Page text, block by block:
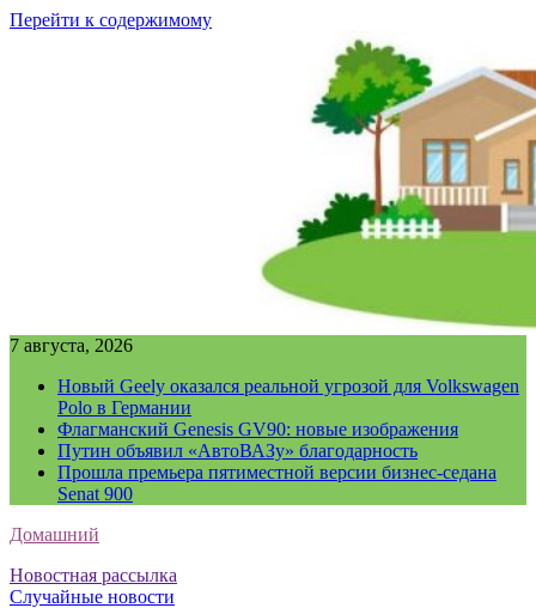
Перейти к содержимому
7 августа, 2026
Новый Geely оказался реальной угрозой для Volkswagen
Polo в Германии
Флагманский Genesis GV90: новые изображения
Путин объявил «АвтоВАЗу» благодарность
Прошла премьера пятиместной версии бизнес-седана
Senat 900
Домашний
Новостная рассылка
Случайные новости